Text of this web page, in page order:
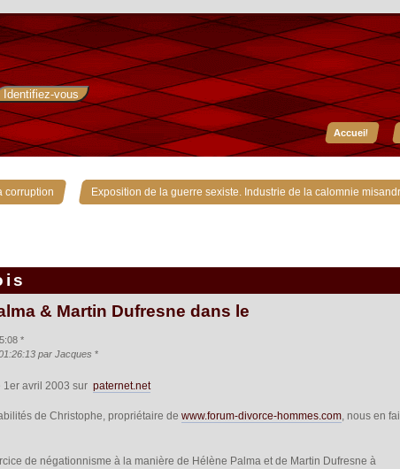
Accueil
corruption » Exposition de la guerre sexiste. Industrie de la calomnie
& Martin Dufresne dans le
*
par Jacques *
1er avril 2003 surpaternet.net
de Christophe, propriétaire dewww.forum-divorce-hommes.com, nous en
de négationnisme à la manière de Hélène Palma et de Martin Dufresne à